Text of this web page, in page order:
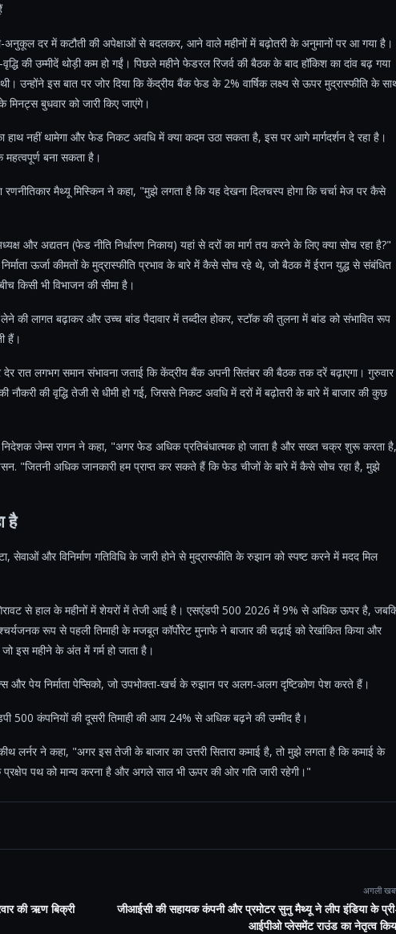
अनुकूल दर में कटौती की अपेक्षाओं से बदलकर, आने वाले महीनों में बढ़ोतरी के अनुमानों पर आ गया है।
वृद्धि की उम्मीदें थोड़ी कम हो गईं। पिछले महीने फेडरल रिजर्व की बैठक के बाद हॉकिश का दांव बढ़ गया
उन्होंने इस बात पर जोर दिया कि केंद्रीय बैंक फेड के 2% वार्षिक लक्ष्य से ऊपर मुद्रास्फीति के
बुधवार को जारी किए जाएंगे।
हाथ नहीं थामेगा और फेड निकट अवधि में क्या कदम उठा सकता है, इस पर आगे मार्गदर्शन दे रहा है।
बना सकता है।
मैथ्यू मिस्किन ने कहा, "मुझे लगता है कि यह देखना दिलचस्प होगा कि चर्चा मेज पर कैसे
और अद्यतन (फेड नीति निर्धारण निकाय) यहां से दरों का मार्ग तय करने के लिए क्या सोच रहा है?"
ऊर्जा कीमतों के मुद्रास्फीति प्रभाव के बारे में कैसे सोच रहे थे, जो बैठक में ईरान युद्ध से संबंधित
किसी भी विभाजन की सीमा है।
की लागत बढ़ाकर और उच्च बांड पैदावार में तब्दील होकर, स्टॉक की तुलना में बांड को संभावित रूप
हैं।
रात लगभग समान संभावना जताई कि केंद्रीय बैंक अपनी सितंबर की बैठक तक दरें बढ़ाएगा। गुरुवार
की वृद्धि तेजी से धीमी हो गई, जिससे निकट अवधि में दरों में बढ़ोतरी के बारे में बाजार की कुछ
जेम्स रागन ने कहा, "अगर फेड अधिक प्रतिबंधात्मक हो जाता है और सख्त चक्र शुरू करता है,
"जितनी अधिक जानकारी हम प्राप्त कर सकते हैं कि फेड चीजों के बारे में कैसे सोच रहा है, मुझे
है
और विनिर्माण गतिविधि के जारी होने से मुद्रास्फीति के रुझान को स्पष्ट करने में मदद मिल
से हाल के महीनों में शेयरों में तेजी आई है। एसएंडपी 500 2026 में 9% से अधिक ऊपर है,
रूप से पहली तिमाही के मजबूत कॉर्पोरेट मुनाफे ने बाजार की चढ़ाई को रेखांकित किया और
जो इस महीने के अंत में गर्म हो जाता है।
और पेय निर्माता पेप्सिको, जो उपभोक्ता-खर्च के रुझान पर अलग-अलग दृष्टिकोण पेश करते हैं।
500 कंपनियों की दूसरी तिमाही की आय 24% से अधिक बढ़ने की उम्मीद है।
लर्नर ने कहा, "अगर इस तेजी के बाजार का उत्तरी सितारा कमाई है, तो मुझे लगता है कि कमाई के
पथ को मान्य करना है और अगले साल भी ऊपर की ओर गति जारी रहेगी।"
की ऋण बिक्री
अगली
जीआईसी की सहायक कंपनी और प्रमोटर सुनु मैथ्यू ने लीप इंडिया के
आईपीओ प्लेसमेंट राउंड का नेतृत्व